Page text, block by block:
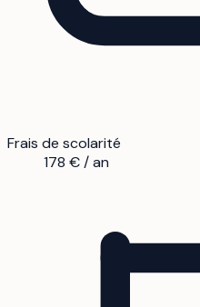
Frais de scolarité
178 € / an